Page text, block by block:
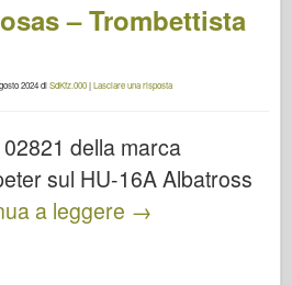
– Trombettista
2024diSdKfz.000|Lasciare una risposta
della marca
sul HU-16A Albatross
a leggere →